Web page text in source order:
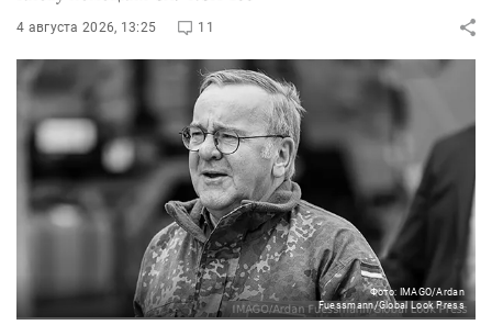
4 августа 2026, 13:25 11
Фото: IMAGO/Ardan
Fuessmann/Global Look Press